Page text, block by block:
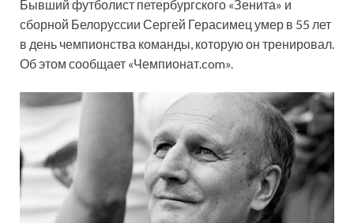
Бывший футболист петербургского «Зенита» и
сборной Белоруссии Сергей Герасимец умер в 55 лет
в день чемпионства команды, которую он тренировал.
Об этом сообщает «Чемпионат.com».